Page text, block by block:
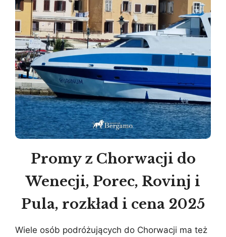
Promy z Chorwacji do
Wenecji, Porec, Rovinj i
Pula, rozkład i cena 2025
Wiele osób podróżujących do Chorwacji ma też